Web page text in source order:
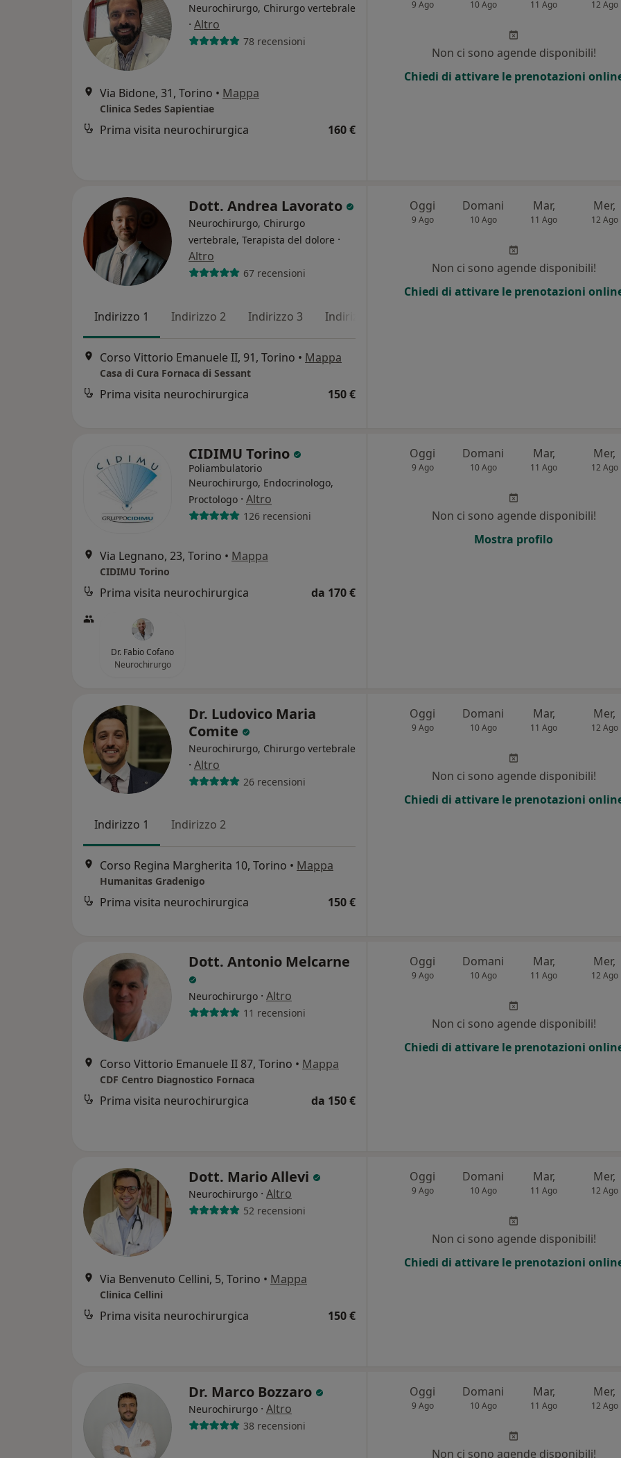
Neurochirurgo, Chirurgo vertebrale
· Altro
78 recensioni
Via Bidone, 31, Torino • Mappa
Clinica Sedes Sapientiae
Prima visita neurochirurgica 160 €
9 Ago 10 Ago 11 Ago 12 Ago
Non ci sono agende disponibili!
Chiedi di attivare le prenotazioni
Dott. Andrea Lavorato
Neurochirurgo, Chirurgo
vertebrale, Terapista del dolore ·
Altro
67 recensioni
Indirizzo 1 Indirizzo 2 Indirizzo 3 Indirizzo 4
Corso Vittorio Emanuele II, 91, Torino • Mappa
Casa di Cura Fornaca di Sessant
Prima visita neurochirurgica 150 €
Oggi
9 Ago
Domani
10 Ago
Mar,
11 Ago
Mer,
12 Ago
Non ci sono agende disponibili!
Chiedi di attivare le prenotazioni
CIDIMU Torino
Poliambulatorio
Neurochirurgo, Endocrinologo,
Proctologo · Altro
126 recensioni
Via Legnano, 23, Torino • Mappa
CIDIMU Torino
Prima visita neurochirurgica da 170 €
Dr. Fabio Cofano
Neurochirurgo
Oggi
9 Ago
Domani
10 Ago
Mar,
11 Ago
Mer,
12 Ago
Non ci sono agende disponibili!
Mostra profilo
Dr. Ludovico Maria
Comite
Neurochirurgo, Chirurgo vertebrale
· Altro
26 recensioni
Indirizzo 1 Indirizzo 2
Corso Regina Margherita 10, Torino • Mappa
Humanitas Gradenigo
Prima visita neurochirurgica 150 €
Oggi
9 Ago
Domani
10 Ago
Mar,
11 Ago
Mer,
12 Ago
Non ci sono agende disponibili!
Chiedi di attivare le prenotazioni
Dott. Antonio Melcarne
Neurochirurgo · Altro
11 recensioni
Corso Vittorio Emanuele II 87, Torino • Mappa
CDF Centro Diagnostico Fornaca
Prima visita neurochirurgica da 150 €
Oggi
9 Ago
Domani
10 Ago
Mar,
11 Ago
Mer,
12 Ago
Non ci sono agende disponibili!
Chiedi di attivare le prenotazioni
Dott. Mario Allevi
Neurochirurgo · Altro
52 recensioni
Via Benvenuto Cellini, 5, Torino • Mappa
Clinica Cellini
Prima visita neurochirurgica 150 €
Oggi
9 Ago
Domani
10 Ago
Mar,
11 Ago
Mer,
12 Ago
Non ci sono agende disponibili!
Chiedi di attivare le prenotazioni
Dr. Marco Bozzaro
Neurochirurgo · Altro
38 recensioni
Oggi
9 Ago
Domani
10 Ago
Mar,
11 Ago
Mer,
12 Ago
Non ci sono agende disponibili!